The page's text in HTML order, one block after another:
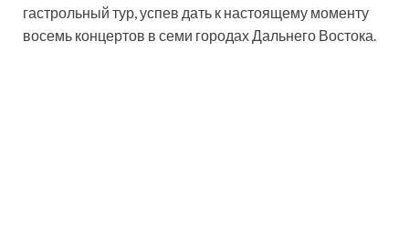
гастрольный тур, успев дать к настоящему моменту
восемь концертов в семи городах Дальнего Востока.